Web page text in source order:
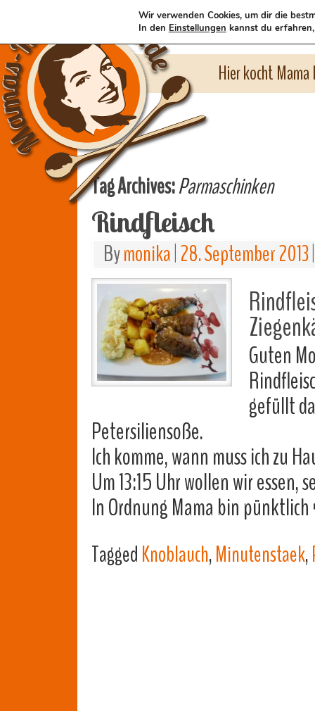
Hier kocht
Tag Archives:Parmaschinken
Rindfleisch
Bymonika 28. September 2013
Guten
gefüllt
Petersiliensoße.
Ich komme, wann muss ich zu
Um 13:15 Uhr wollen wir essen,
In Ordnung Mama bin
TaggedKnoblauch,Minutenstaek,
Wir verwenden Cookies, um dir die
In den Einstellungen kannst du